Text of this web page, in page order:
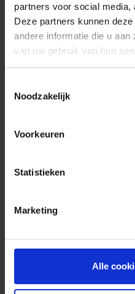
partners voor social media,
Deze partners kunnen
andere informatie die u
van uw gebruik van hun
Noodzakelijk
Voorkeuren
Statistieken
Marketing
Alle